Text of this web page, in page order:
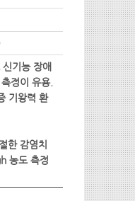
기능 장애
정이 유용.
기왕력 환
한 감염치
농도 측정